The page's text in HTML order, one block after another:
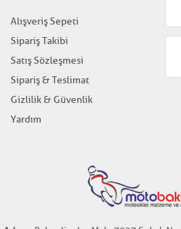
Alışveriş Sepeti
Sipariş Takibi
Satış Sözleşmesi
Sipariş & Teslimat
Gizlilik & Güvenlik
Yardım